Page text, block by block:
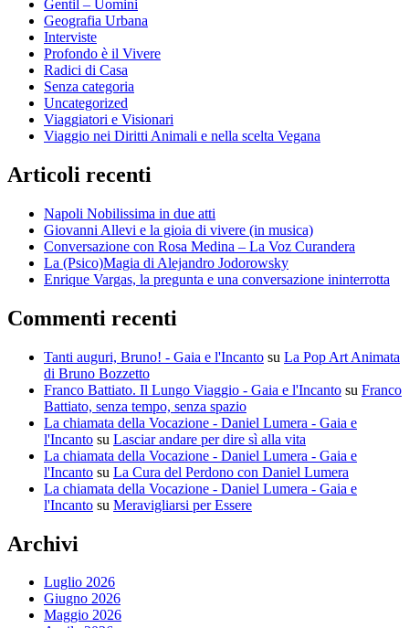
Gentil – Uomini
Geografia Urbana
Interviste
Profondo è il Vivere
Radici di Casa
Senza categoria
Uncategorized
Viaggiatori e Visionari
Viaggio nei Diritti Animali e nella scelta Vegana
Articoli recenti
Napoli Nobilissima in due atti
Giovanni Allevi e la gioia di vivere (in musica)
Conversazione con Rosa Medina – La Voz Curandera
La (Psico)Magia di Alejandro Jodorowsky
Enrique Vargas, la pregunta e una conversazione ininterrotta
Commenti recenti
Tanti auguri, Bruno! - Gaia e l'Incanto su La Pop Art Animata
di Bruno Bozzetto
Franco Battiato. Il Lungo Viaggio - Gaia e l'Incanto su Franco
Battiato, senza tempo, senza spazio
La chiamata della Vocazione - Daniel Lumera - Gaia e
l'Incanto su Lasciar andare per dire sì alla vita
La chiamata della Vocazione - Daniel Lumera - Gaia e
l'Incanto su La Cura del Perdono con Daniel Lumera
La chiamata della Vocazione - Daniel Lumera - Gaia e
l'Incanto su Meravigliarsi per Essere
Archivi
Luglio 2026
Giugno 2026
Maggio 2026